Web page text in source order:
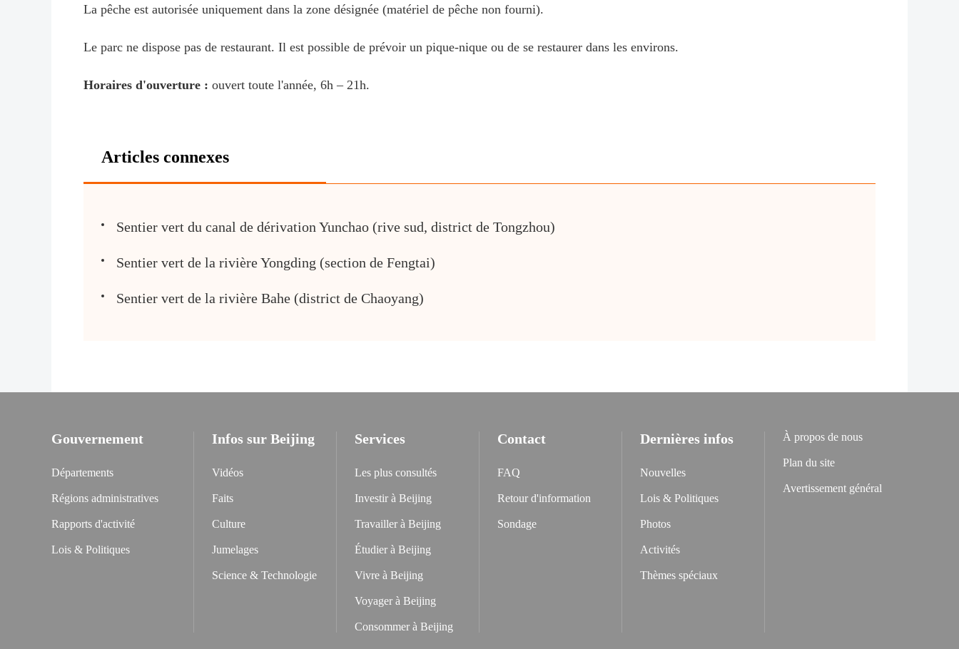
La pêche est autorisée uniquement dans la zone désignée (matériel de pêche non fourni).
Le parc ne dispose pas de restaurant. Il est possible de prévoir un pique-nique ou de se restaurer dans les environs.
Horaires d'ouverture : ouvert toute l'année, 6h – 21h.
Articles connexes
Sentier vert du canal de dérivation Yunchao (rive sud, district de Tongzhou)
Sentier vert de la rivière Yongding (section de Fengtai)
Sentier vert de la rivière Bahe (district de Chaoyang)
Gouvernement
Départements
Régions administratives
Rapports d'activité
Lois & Politiques
Infos sur Beijing
Vidéos
Faits
Culture
Jumelages
Science & Technologie
Services
Les plus consultés
Investir à Beijing
Travailler à Beijing
Étudier à Beijing
Vivre à Beijing
Voyager à Beijing
Consommer à Beijing
Contact
FAQ
Retour d'information
Sondage
Dernières infos
Nouvelles
Lois & Politiques
Photos
Activités
Thèmes spéciaux
À propos de nous
Plan du site
Avertissement général